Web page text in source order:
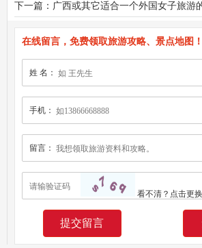
下一篇：广西或其它适合一个外国女子旅游
在线留言，免费领取旅游攻略、景点地图！
姓 名：
手机：
留言：
看不清？ 点击更换